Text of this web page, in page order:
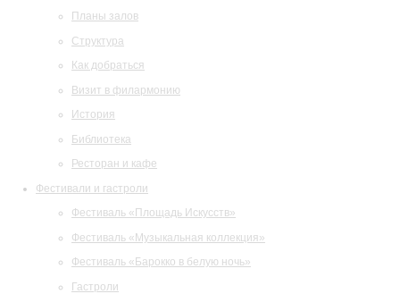
Планы залов
Структура
Как добраться
Визит в филармонию
История
Библиотека
Ресторан и кафе
Фестивали и гастроли
Фестиваль «Площадь Искусств»
Фестиваль «Музыкальная коллекция»
Фестиваль «Барокко в белую ночь»
Гастроли